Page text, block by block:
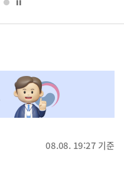
08.08. 19:27 기준